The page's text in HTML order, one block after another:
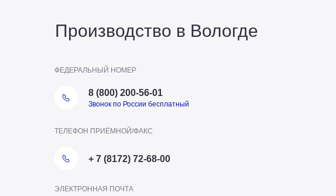
Производство в Вологде
+ 7 (8172) 72-68-00
ТЕЛЕФОН ПРИЁМНОЙ/ФАКС
ЭЛЕКТРОННАЯ ПОЧТА
ФЕДЕРАЛЬНЫЙ НОМЕР
8 (800) 200-56-01
Звонок по России бесплатный